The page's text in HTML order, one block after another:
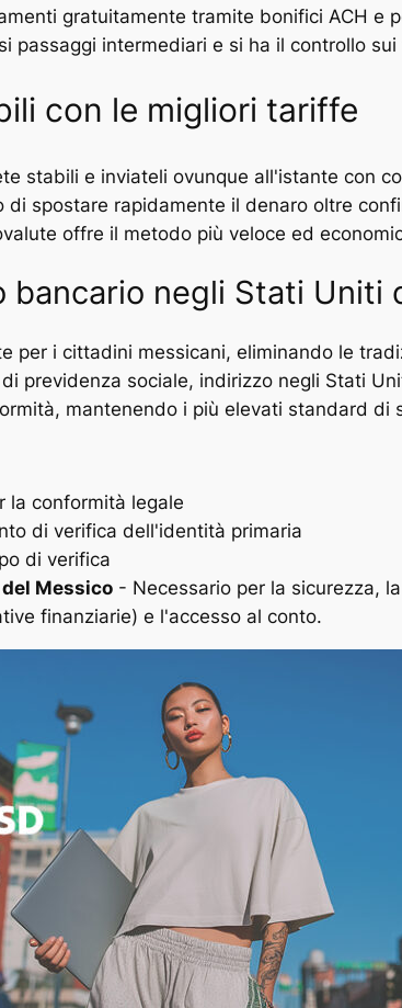
gratuitamente tramite bonifici ACH e
passaggi intermediari e si ha il controllo
con le migliori tariffe
stabili e inviateli ovunque all'istante con
spostare rapidamente il denaro oltre
offre il metodo più veloce ed
negli Stati Uniti
per i cittadini messicani, eliminando le
previdenza sociale, indirizzo negli Stati
mantenendo i più elevati standard di
la conformità legale
di verifica dell'identità primaria
di verifica
Messico - Necessario per la sicurezza,
finanziarie) e l'accesso al conto.